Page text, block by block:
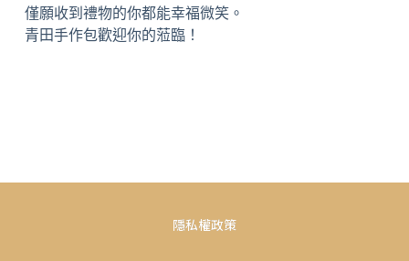
僅願收到禮物的你都能幸福微笑。
青田手作包歡迎你的蒞臨！
隱私權政策